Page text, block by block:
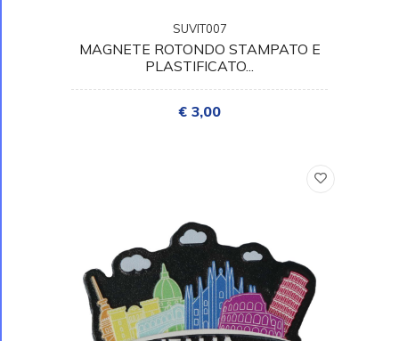
SUVIT007
MAGNETE ROTONDO STAMPATO E
PLASTIFICATO...
€ 3,00